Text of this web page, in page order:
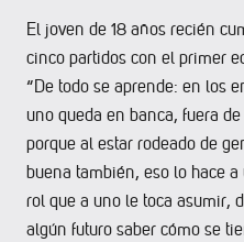
El joven de 18 años recién
cinco partidos con el primer
“De todo se aprende: en los
uno queda en banca, fuera
porque al estar rodeado de
buena también, eso lo hace
rol que a uno le toca asumir,
algún futuro saber cómo se